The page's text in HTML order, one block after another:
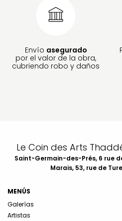
Envío asegurado
por el valor de la obra,
cubriendo robo y daños
Le Coin des Arts
Saint-Germain-des-Prés, 6 rue
Marais, 53, rue de
MENÚS
Galerías
Artistas